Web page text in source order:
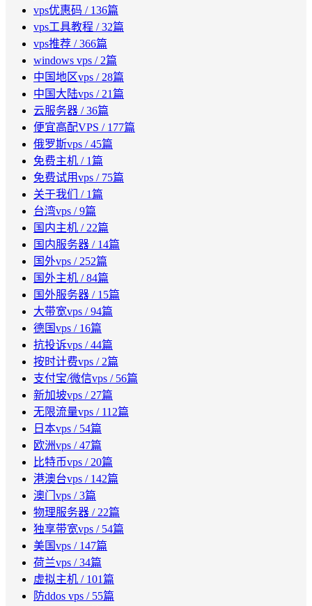
vps优惠码 / 136篇
vps工具教程 / 32篇
vps推荐 / 366篇
windows vps / 2篇
中国地区vps / 28篇
中国大陆vps / 21篇
云服务器 / 36篇
便宜高配VPS / 177篇
俄罗斯vps / 45篇
免费主机 / 1篇
免费试用vps / 75篇
关于我们
/ 1篇
台湾vps / 9篇
国内主机 / 22篇
国内服务器 / 14篇
国外vps / 252篇
国外主机 / 84篇
国外服务器 / 15篇
大带宽vps / 94篇
德国vps / 16篇
抗投诉vps / 44篇
按时计费vps / 2篇
支付宝/微信vps / 56篇
新加坡vps / 27篇
无限流量vps / 112篇
日本vps / 54篇
欧洲vps / 47篇
比特币vps / 20篇
港澳台vps / 142篇
澳门vps / 3篇
物理服务器 / 22篇
独享带宽vps / 54篇
美国vps / 147篇
荷兰vps / 34篇
虚拟主机 / 101篇
防ddos vps / 55篇